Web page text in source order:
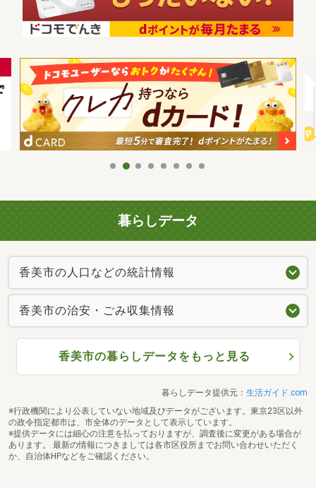
暮らしデータ
香美市の人口などの統計情報
香美市の治安・ごみ収集情報
香美市の暮らしデータをもっと見る
暮らしデータ提供元： 生活ガイド.com
※行政機関により公表していない地域及びデータがございます。東京23区以外
の政令指定都市は、市全体のデータとして表示しています。
※提供データには細心の注意を払っておりますが、調査後に変更がある場合が
あります。 最新の情報につきましては各市区役所までお問い合わせいただく
か、自治体HPなどをご確認ください。